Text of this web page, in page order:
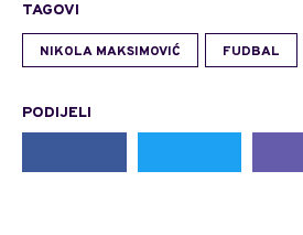
TAGOVI
NIKOLA MAKSIMOVIĆ FUDBAL
PODIJELI